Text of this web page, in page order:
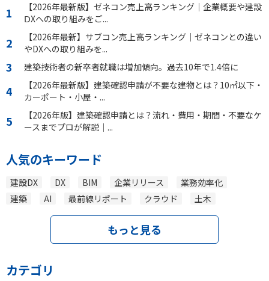
【2026年最新版】ゼネコン売上高ランキング｜企業概要や建設
ⅮXへの取り組みをご...
【2026年最新】サブコン売上高ランキング｜ゼネコンとの違い
やDXへの取り組みを...
建築技術者の新卒者就職は増加傾向。過去10年で1.4倍に
【2026年最新版】建築確認申請が不要な建物とは？10㎡以下・
カーポート・小屋・...
【2026年版】建築確認申請とは？流れ・費用・期間・不要なケ
ースまでプロが解説｜...
人気のキーワード
建設DX DX BIM 企業リリース
業務効率化
建築
AI 最前線リポート クラウド 土木
もっと見る
カテゴリ